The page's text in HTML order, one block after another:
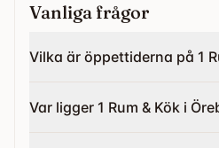
Vanliga frågor
Vilka är öppettiderna på 1
Var ligger 1 Rum & Kök i